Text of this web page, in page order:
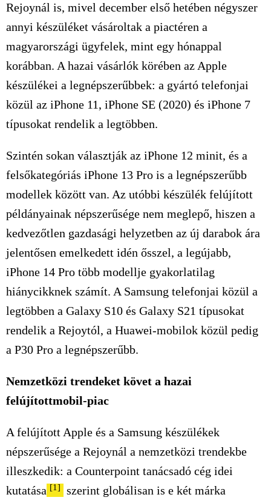
Rejoynál is, mivel december első hetében négyszer
annyi készüléket vásároltak a piactéren a
magyarországi ügyfelek, mint egy hónappal
korábban. A hazai vásárlók körében az Apple
készülékei a legnépszerűbbek: a gyártó telefonjai
közül az iPhone 11, iPhone SE (2020) és iPhone 7
típusokat rendelik a legtöbben.
Szintén sokan választják az iPhone 12 minit, és a
felsőkategóriás iPhone 13 Pro is a legnépszerűbb
modellek között van. Az utóbbi készülék felújított
példányainak népszerűsége nem meglepő, hiszen a
kedvezőtlen gazdasági helyzetben az új darabok ára
jelentősen emelkedett idén ősszel, a legújabb,
iPhone 14 Pro több modellje gyakorlatilag
hiánycikknek számít. A Samsung telefonjai közül a
legtöbben a Galaxy S10 és Galaxy S21 típusokat
rendelik a Rejoytól, a Huawei-mobilok közül pedig
a P30 Pro a legnépszerűbb.
Nemzetközi trendeket követ a hazai
felújítottmobil-piac
A felújított Apple és a Samsung készülékek
népszerűsége a Rejoynál a nemzetközi trendekbe
illeszkedik: a Counterpoint tanácsadó cég idei
kutatása [1] szerint globálisan is e két márka